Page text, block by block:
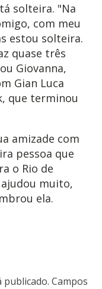
solteira. "Na
com meu
estou solteira.
quase três
Giovanna,
Gian Luca
que terminou
amizade com
pessoa que
o Rio de
ajudou muito,
ela.
publicado. Campos